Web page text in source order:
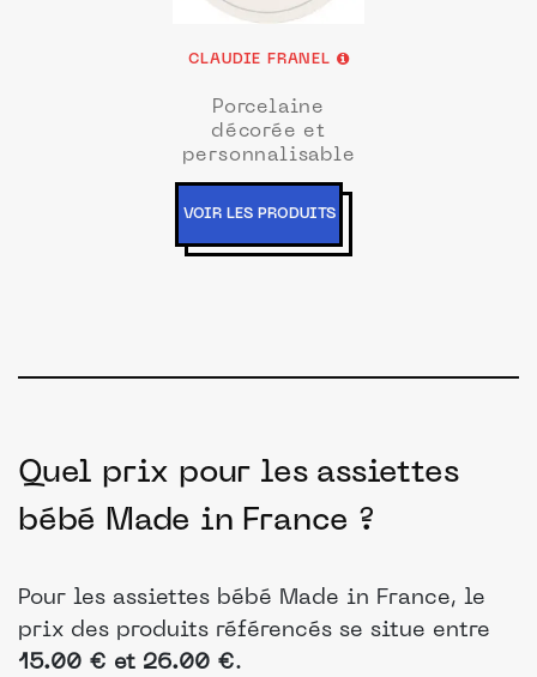
CLAUDIE FRANEL
Porcelaine
décorée et
personnalisable
VOIR LES PRODUITS
Quel prix pour les assiettes
bébé Made in France ?
Pour les assiettes bébé Made in France, le
prix des produits référencés se situe entre
15.00 € et 26.00 €.